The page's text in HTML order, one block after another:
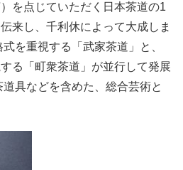
を点じていただく日本茶道の1
来し、千利休によって大成しま
を重視する「武家茶道」と、
る「町衆茶道」が並行して発展
具などを含めた、総合芸術と